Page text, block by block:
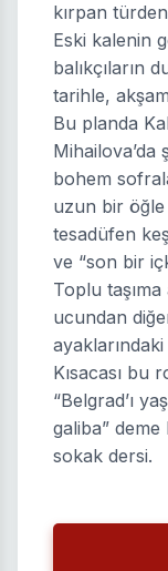
kırpan
Eski kalenin
balıkçıların
tarihle,
Bu planda
Mihailova’da
bohem
uzun bir
tesadüfen
ve “son bir
Toplu
ucundan
Kısacası bu
“Belgrad’ı
galiba”
sokak dersi.